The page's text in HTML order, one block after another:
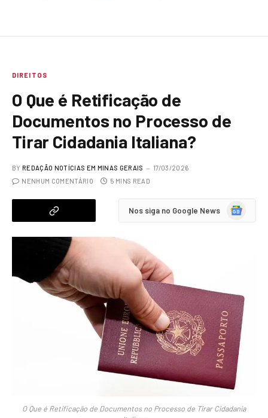
DIREITOS
O Que é Retificação de
Documentos no Processo de
Tirar Cidadania Italiana?
BY REDAÇÃO NOTÍCIAS EM MINAS GERAIS
17/03/2026
NENHUM COMENTÁRIO
5 MINS READ
Nos siga no Google News
Google
O Que é Retificação de Documentos no Processo de Tirar Cidadania